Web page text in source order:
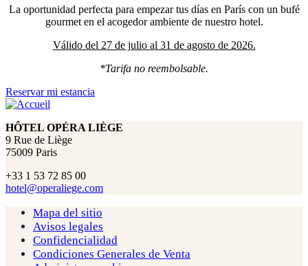
La oportunidad perfecta para empezar tus días en París con un bufé
gourmet en el acogedor ambiente de nuestro hotel.
Válido del 27 de julio al 31 de agosto de 2026.
*Tarifa no reembolsable.
Reservar mi estancia
HÔTEL OPÉRA LIÈGE
9 Rue de Liège
75009 Paris
+33 1 53 72 85 00
hotel@operaliege.com
Mapa del sitio
Avisos legales
Confidencialidad
Condiciones Generales de Venta